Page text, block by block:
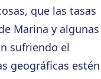
que las tasas
Marina y algunas
sufriendo el
geográficas estén